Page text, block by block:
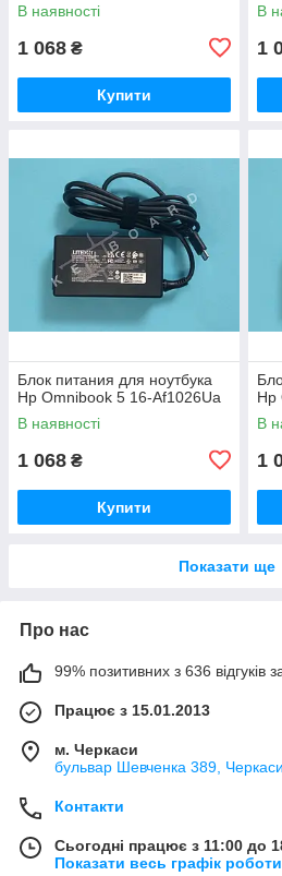
В наявності
1 068 ₴
Купити
В
1
Блок питания для ноутбука
Hp Omnibook 5 16-Af1026Ua
В наявності
1 068 ₴
Купити
Hp
В
1
Показати ще
Про нас
99% позитивних з 636 відгуків
Працює з 15.01.2013
м. Черкаси
бульвар Шевченка 389,
Контакти
Сьогодні працює з 11:00 до
Показати весь графік роботи